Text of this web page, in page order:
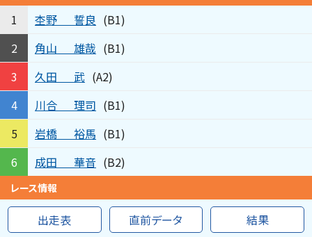
1 杢野 誓良 (B1)
2
角山 雄哉 (B1)
3
久田 武 (A2)
4
川合 理司 (B1)
5
岩橋 裕馬 (B1)
6
成田 華音 (B2)
レース情報
出走表 直前データ 結果